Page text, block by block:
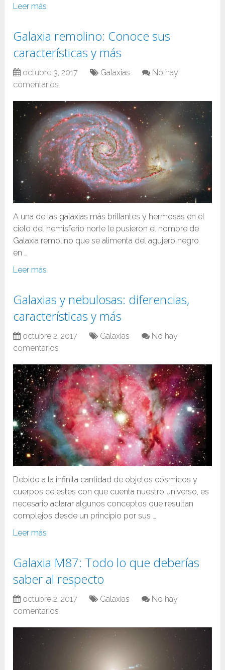
Leer más
Galaxia remolino: Conoce sus
características y más
octubre 3, 2017 Galaxias
No hay
comentarios
A una de las galaxias más brillantes y hermosas en el
cielo del hemisferio norte le pusieron el nombre de
Galaxia remolino que se alimenta del agujero negro
en …
Leer más
Galaxias y nebulosas: diferencias,
características y más
octubre 2, 2017 Galaxias
No hay
comentarios
Debido a la infinita cantidad de objetos cósmicos y
cuerpos celestes con que cuenta nuestro universo, es
necesario aclarar algunos conceptos que resultan
complejos desde un principio por sus …
Leer más
Galaxia M87: Todo lo que deberías
saber al respecto
octubre 2, 2017 Galaxias
No hay
comentarios